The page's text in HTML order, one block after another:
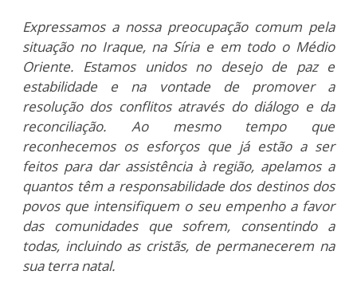
Expressamos a nossa preocupação comum pela
situação no Iraque, na Síria e em todo o Médio
Oriente. Estamos unidos no desejo de paz e
estabilidade e na vontade de promover a
resolução dos conflitos através do diálogo e da
reconciliação. Ao mesmo tempo que
reconhecemos os esforços que já estão a ser
feitos para dar assistência à região, apelamos a
quantos têm a responsabilidade dos destinos dos
povos que intensifiquem o seu empenho a favor
das comunidades que sofrem, consentindo a
todas, incluindo as cristãs, de permanecerem na
sua terra natal.